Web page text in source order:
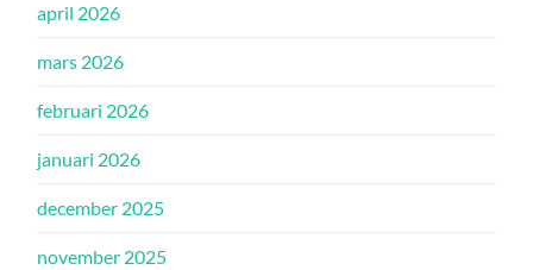
april 2026
mars 2026
februari 2026
januari 2026
december 2025
november 2025